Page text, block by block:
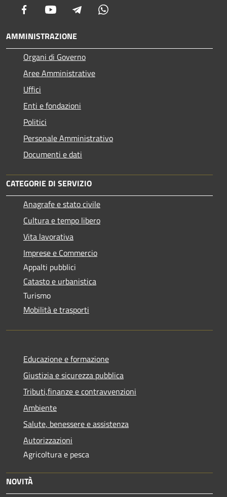
Facebook Youtube Telegram
AMMINISTRAZIONE
Organi di Governo
Aree Amministrative
Uffici
Enti e fondazioni
Politici
Personale Amministrativo
Documenti e dati
CATEGORIE DI SERVIZIO
Anagrafe e stato civile
Cultura e tempo libero
Vita lavorativa
Imprese e Commercio
Appalti pubblici
Catasto e urbanistica
Turismo
Mobilità e trasporti
Educazione e formazione
Giustizia e sicurezza pubblica
Tributi,finanze e contravvenzioni
Ambiente
Salute, benessere e assistenza
Autorizzazioni
Agricoltura e pesca
NOVITÀ